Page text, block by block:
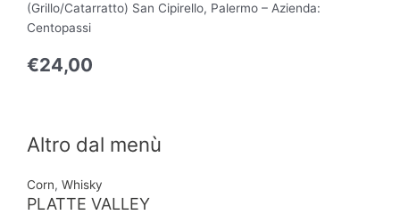
(Grillo/Catarratto) San Cipirello, Palermo – Azienda:
Centopassi
€24,00
Altro dal menù
Corn, Whisky
PLATTE VALLEY